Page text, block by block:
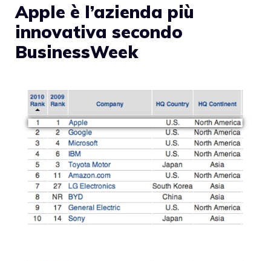
Apple è l’azienda più
innovativa secondo
BusinessWeek